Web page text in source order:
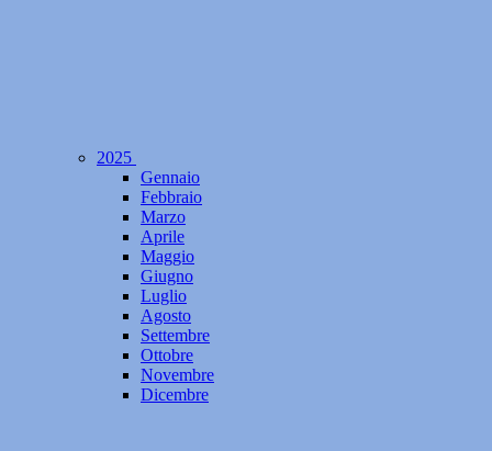
2025
Gennaio
Febbraio
Marzo
Aprile
Maggio
Giugno
Luglio
Agosto
Settembre
Ottobre
Novembre
Dicembre